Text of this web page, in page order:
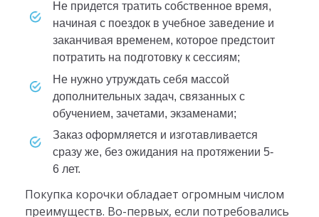
не придется тратить собственное время,
начиная с поездок в учебное заведение и
заканчивая временем, которое предстоит
потратить на подготовку к сессиям;
не нужно утруждать себя массой
дополнительных задач, связанных с
обучением, зачетами, экзаменами;
заказ оформляется и изготавливается
сразу же, без ожидания на протяжении 5-
6 лет.
Покупка корочки обладает огромным числом
преимуществ. Во-первых, если потребовались